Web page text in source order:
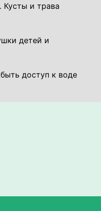
Кусты и трава
детей и
доступ к воде